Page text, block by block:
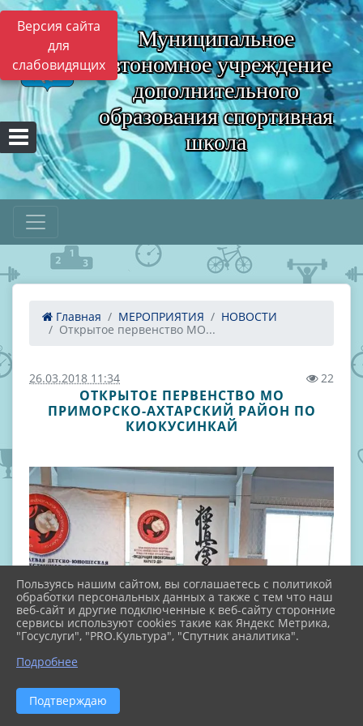
Версия сайта
для
слабовидящих
Муниципальное
автономное учреждение
дополнительного
образования спортивная
школа
Главная МЕРОПРИЯТИЯ
НОВОСТИ
Открытое первенство МО...
26.03.2018 11:34 22
ОТКРЫТОЕ ПЕРВЕНСТВО МО
ПРИМОРСКО-АХТАРСКИЙ РАЙОН ПО
КИОКУСИНКАЙ
Пользуясь нашим сайтом, вы соглашаетесь с политикой
обработки персональных данных а также с тем что наш
веб-сайт и другие подключенные к веб-сайту сторонние
сервисы используют cookies такие как Яндекс Метрика,
"Госуслуги", "PRO.Культура", "Спутник аналитика".
Подробнее
Подтверждаю